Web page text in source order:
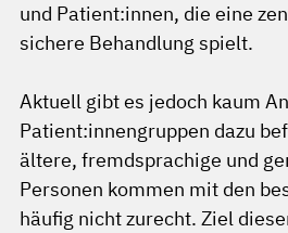
und Patient:innen, die eine
sichere Behandlung spielt.
Aktuell gibt es jedoch kaum
Patient:innengruppen dazu
ältere, fremdsprachige und
Personen kommen mit den
häufig nicht zurecht. Ziel